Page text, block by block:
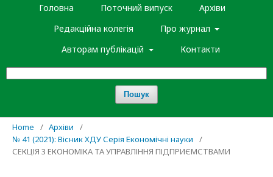
Головна Поточний випуск
Архіви
Редакційна колегія
Про журнал
Авторам публікацій
Контакти
Пошук
Home / Архіви
/
№ 41 (2021): Вісник ХДУ Серія Економічні науки
/
СЕКЦІЯ 3 ЕКОНОМІКА ТА УПРАВЛІННЯ ПІДПРИЄМСТВАМИ